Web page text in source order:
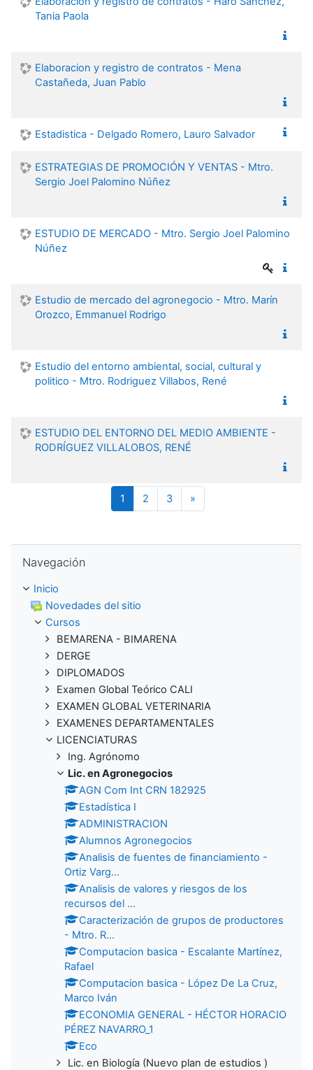
Tania Paola
Elaboracion y registro de contratos - Mena
Castañeda, Juan Pablo
Estadistica - Delgado Romero, Lauro Salvador
ESTRATEGIAS DE PROMOCIÓN Y VENTAS - Mtro.
Sergio Joel Palomino Núñez
ESTUDIO DE MERCADO - Mtro. Sergio Joel Palomino
Núñez
Estudio de mercado del agronegocio - Mtro. Marín
Orozco, Emmanuel Rodrigo
Estudio del entorno ambiental, social, cultural y
politico - Mtro. Rodriguez Villabos, René
ESTUDIO DEL ENTORNO DEL MEDIO AMBIENTE -
RODRÍGUEZ VILLALOBOS, RENÉ
1 (actual)
2 3 »Página siguiente
Navegación
Inicio
Novedades del sitio
Cursos
BEMARENA - BIMARENA
DERGE
DIPLOMADOS
Examen Global Teórico CALI
EXAMEN GLOBAL VETERINARIA
EXAMENES DEPARTAMENTALES
LICENCIATURAS
Ing. Agrónomo
Lic. en Agronegocios
AGN Com Int CRN 182925
Estadística I
ADMINISTRACION
Alumnos Agronegocios
Analisis de fuentes de financiamiento -
Ortiz Varg...
Analisis de valores y riesgos de los
recursos del ...
Caracterización de grupos de productores
- Mtro. R...
Computacion basica - Escalante Martínez,
Rafael
Computacion basica - López De La Cruz,
Marco Iván
ECONOMIA GENERAL - HÉCTOR HORACIO
PÉREZ NAVARRO_1
Eco
Lic. en Biología (Nuevo plan de estudios )